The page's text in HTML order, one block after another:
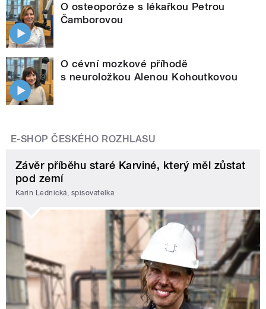
O osteoporóze s lékařkou Petrou
Čamborovou
O cévní mozkové příhodě
s neuroložkou Alenou Kohoutkovou
E-SHOP ČESKÉHO ROZHLASU
Závěr příběhu staré Karviné, který měl zůstat
pod zemí
Karin Lednická, spisovatelka